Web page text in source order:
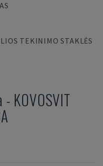
TEKINIMO STAKLĖS
- KOVOSVIT